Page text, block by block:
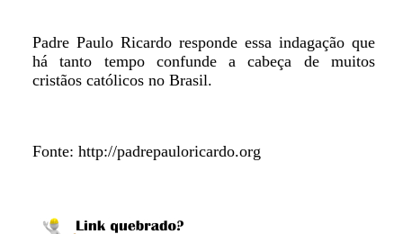
Padre Paulo Ricardo responde essa indagação que
há tanto tempo confunde a cabeça de muitos
cristãos católicos no Brasil.
Fonte: http://padrepauloricardo.org